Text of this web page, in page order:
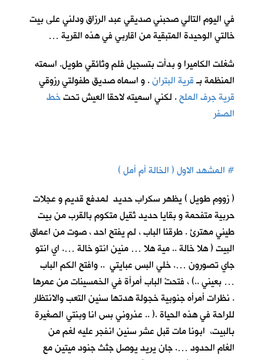
في اليوم التالي صحبني صديقي عبد الرزاق ودلني على بيت
خالتي الوحيدة المتبقية من اقاربي في هذه القرية …
شغلت الكاميرا و بدأت بتسجيل فلم وثائقي طويل. اسمته
المنظمة بـقرية البتران. و اسماه صديق طفولتي رزوقي
قرية جرف الملح. لكني اسميته لاحقا العيش تحتخط
الصفر
#المشهد الاول ( الخالة أم أمل )
( زووم طويل ) يظهر سكراب حديد لمدفع قديم و عجلات
حربية متفحمة و بقايا حديد ثقيل متكوم بالقرب من بيت
طيني مهترئ . طرقنا الباب ، لم يفتح احد ، صوت من اعماق
البيت ( هلا خالة .. مية هلا … منين انتو خالة …. اي انتو
جاي تصورون …. خلي البس عبايتي .. وافتح الكم الباب
… بعيني ..) ، فتحتْ الباب أمرأة في الخمسينات من عمرها
. نظرات أمرأه جنوبية خجولة هدتها سنين التعب والانتظار
للراحة في هذه الحياة .( .. عذروني بس انا وبنتي الصغيرة
بالبيت، ابونا مات قبل عشر سنين انفجر عليه لغم من
الغام الحدود …. جان يريد يوصل جثث جنود ميتين مع